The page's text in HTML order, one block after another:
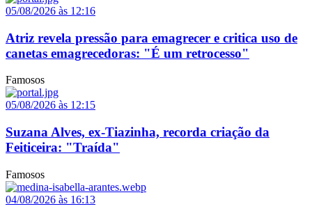
05/08/2026 às 12:16
Atriz revela pressão para emagrecer e critica uso de
canetas emagrecedoras: "É um retrocesso"
Famosos
05/08/2026 às 12:15
Suzana Alves, ex-Tiazinha, recorda criação da
Feiticeira: "Traída"
Famosos
04/08/2026 às 16:13